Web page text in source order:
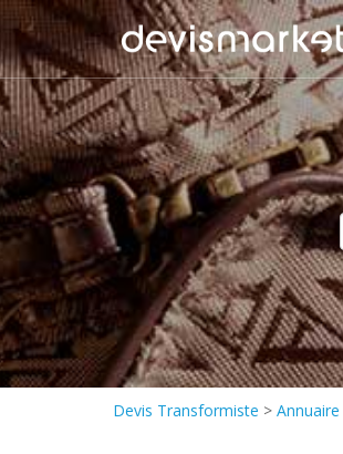
Devis Transformiste >